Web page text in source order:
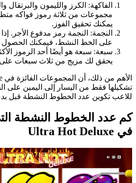
الفاكهة: الكرز والليمون
مجموعات من ثلاثة رموز فواكه
يمكنك تحقيق الفوز.
النجمة: النجمة رمز مدفوع الأجر.
على الخط النشط، فيمكنك الحصول
سبعة: سبعة هو أيضًا أحد الرموز
يحقق لك مزيج من ثلاث سبعات
تشكيلها فقط من اليسار إلى اليمين
للاعب تكوين عدد الخطوط النشطة قبل بدء
كم عدد الخطوط النشطة
في Ultra Hot Deluxe